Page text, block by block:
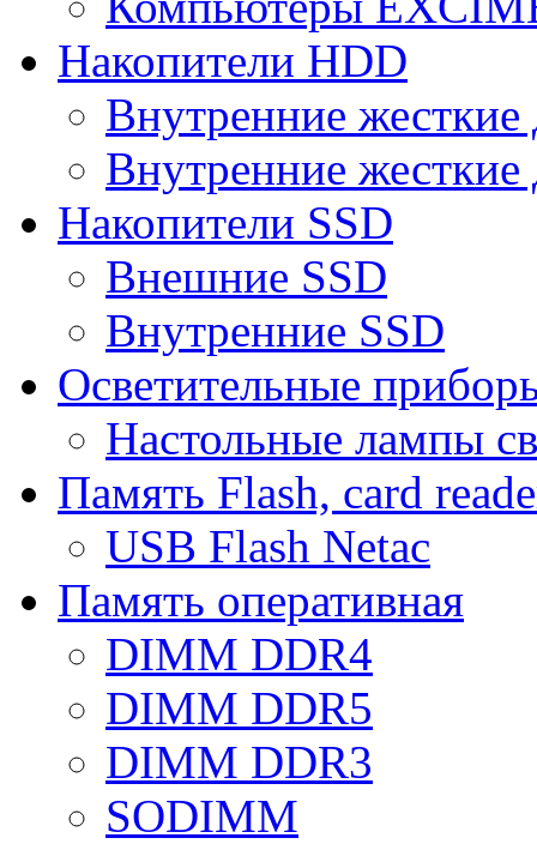
Накопители HDD
Внутренние
Внутренние
Накопители SSD
Внешние SSD
Внутренние SSD
Осветительные
Настольные лампы
Память Flash, card
USB Flash Netac
Память оперативная
DIMM DDR4
DIMM DDR5
DIMM DDR3
SODIMM